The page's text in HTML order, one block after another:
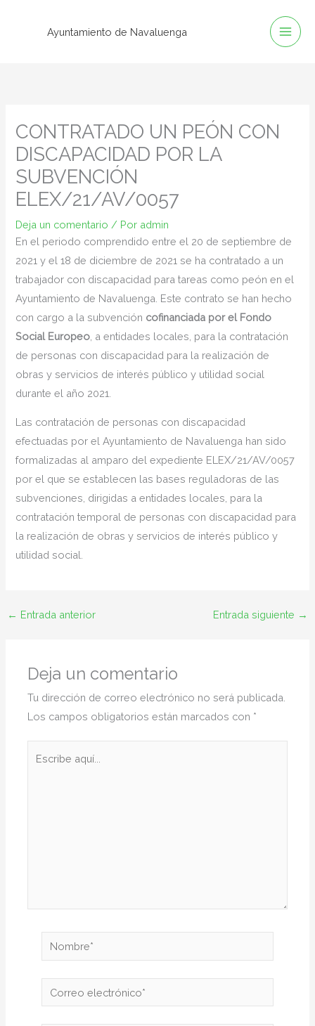
Ayuntamiento de Navaluenga
CONTRATADO UN PEÓN CON
DISCAPACIDAD POR LA
SUBVENCIÓN
ELEX/21/AV/0057
Deja un comentario / Por admin
En el periodo comprendido entre el 20 de septiembre de
2021 y el 18 de diciembre de 2021 se ha contratado a un
trabajador con discapacidad para tareas como peón en el
Ayuntamiento de Navaluenga. Este contrato se han hecho
con cargo a la subvención cofinanciada por el Fondo
Social Europeo , a entidades locales, para la contratación
de personas con discapacidad para la realización de
obras y servicios de interés público y utilidad social
durante el año 2021.
Las contratación de personas con discapacidad
efectuadas por el Ayuntamiento de Navaluenga han sido
formalizadas al amparo del expediente ELEX/21/AV/0057
por el que se establecen las bases reguladoras de las
subvenciones, dirigidas a entidades locales, para la
contratación temporal de personas con discapacidad para
la realización de obras y servicios de interés público y
utilidad social.
← Entrada anterior Entrada siguiente →
Deja un comentario
Tu dirección de correo electrónico no será publicada.
Los campos obligatorios están marcados con *
Nombre*
Correo
electrónico*